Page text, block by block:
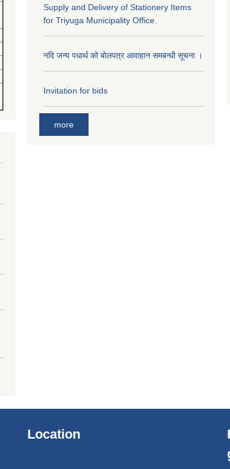
Supply and Delivery of Stationery Items
for Triyuga Municipality Office.
नदि जन्य पधार्थ को बोलपत्र आवाहान समबन्धी सूचना ।
Invitation for bids
more
Location